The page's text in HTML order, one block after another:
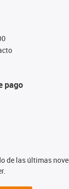
pago
de las últimas